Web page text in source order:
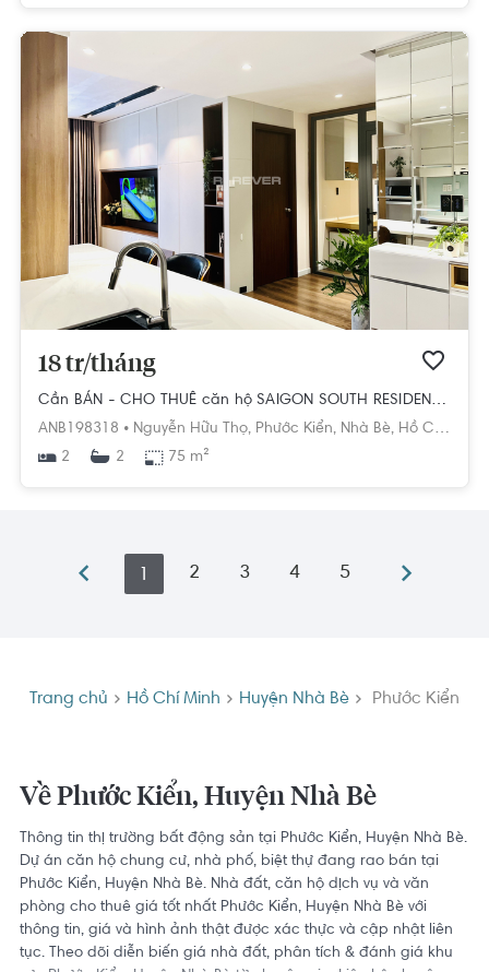
18 tr/tháng
Cần BÁN - CHO THUÊ căn hộ SAIGON SOUTH RESIDENCE - 2N,2WC - Nội thất siêu đẹp
ANB198318 • Nguyễn Hữu Thọ, Phước Kiển, Nhà Bè, Hồ Chí Minh
2
2 75 m²
1 2 3 4 5
Trang chủ Hồ Chí Minh Huyện Nhà Bè Phước Kiển
Về Phước Kiển, Huyện Nhà Bè
Thông tin thị trường bất động sản tại Phước Kiển, Huyện Nhà Bè.
Dự án căn hộ chung cư, nhà phố, biệt thự đang rao bán tại
Phước Kiển, Huyện Nhà Bè. Nhà đất, căn hộ dịch vụ và văn
phòng cho thuê giá tốt nhất Phước Kiển, Huyện Nhà Bè với
thông tin, giá và hình ảnh thật được xác thực và cập nhật liên
tục. Theo dõi diễn biến giá nhà đất, phân tích & đánh giá khu